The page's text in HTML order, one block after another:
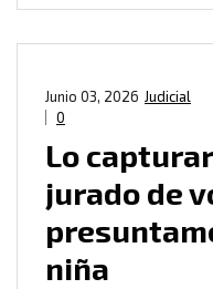
Judicial
Junio 03, 2026
0
Lo
jurado de
niña